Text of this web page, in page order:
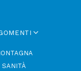
SANITÀ